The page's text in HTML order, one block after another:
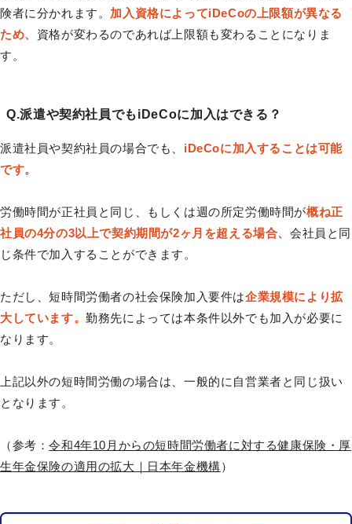
険者に分かれます。 加入資格によってiDeCoの上限額が異なる
ため、 資格が変わるのであれば上限額も変わることになりま
す。
Q.派遣や契約社員でもiDeCoに加入はできる？
派遣社員や契約社員の場合でも、 iDeCoに加入することは可能
です。
労働時間が正社員と同じ、もしくは週の所定労働時間が概ね正
社員の4分の3以上で契約期間が2ヶ月を超える場合、会社員と同
じ条件で加入することができます。
ただし、短時間労働者の社会保険加入要件は企業規模により拡
大しています。勤務先によっては本条件以外でも加入が必要に
なります。
上記以外の短時間労働の場合は、一般的に自営業者と同じ扱い
となります。
（参考：令和4年10月からの短時間労働者に対する健康保険・厚
生年金保険の適用の拡大｜日本年金機構）